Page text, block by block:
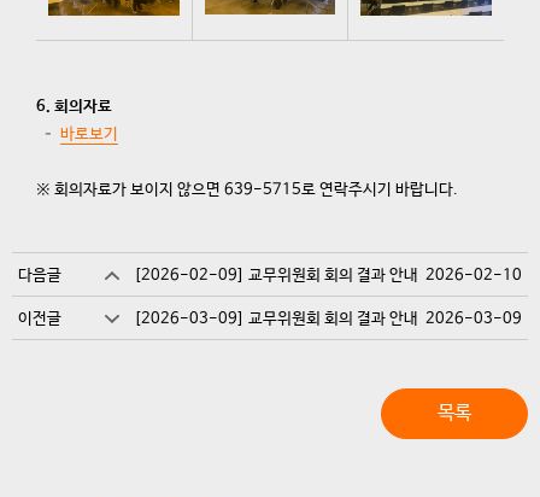
6. 회의자료
– 바로보기
※ 회의자료가 보이지 않으면 639-5715로 연락주시기 바랍니다.
다음글 [2026-02-09] 교무위원회 회의 결과 안내 2026-02-10
이전글 [2026-03-09] 교무위원회 회의 결과 안내 2026-03-09
목록